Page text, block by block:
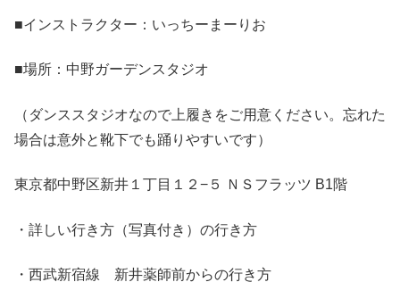
■インストラクター：いっちーまーりお
■場所：中野ガーデンスタジオ
（ダンススタジオなので上履きをご用意ください。忘れた
場合は意外と靴下でも踊りやすいです）
東京都中野区新井１丁目１２−５ ＮＳフラッツ B1階
・詳しい行き方（写真付き）の行き方
・西武新宿線 新井薬師前からの行き方